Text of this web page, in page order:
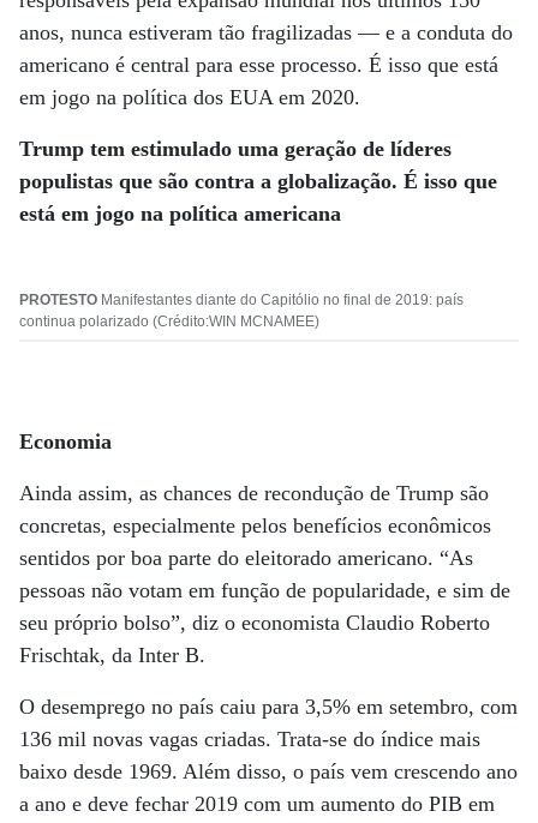
anos, nunca estiveram tão fragilizadas — e a conduta do
americano é central para esse processo. É isso que está
em jogo na política dos EUA em 2020.
Trump tem estimulado uma geração de líderes
populistas que são contra a globalização. É isso que
está em jogo na política americana
PROTESTO Manifestantes diante do Capitólio no final de 2019: país
continua polarizado (Crédito:WIN MCNAMEE)
Economia
Ainda assim, as chances de recondução de Trump são
concretas, especialmente pelos benefícios econômicos
sentidos por boa parte do eleitorado americano. “As
pessoas não votam em função de popularidade, e sim de
seu próprio bolso”, diz o economista Claudio Roberto
Frischtak, da Inter B.
O desemprego no país caiu para 3,5% em setembro, com
136 mil novas vagas criadas. Trata-se do índice mais
baixo desde 1969. Além disso, o país vem crescendo ano
a ano e deve fechar 2019 com um aumento do PIB em